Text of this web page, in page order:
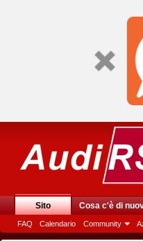
Sito
FAQ Calendario Community
Cosa c'è di